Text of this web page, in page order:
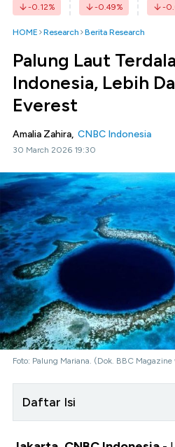
-0.12% -0.49% -
HOME Research Berita Research
Palung Laut
Indonesia, Lebih
Everest
Amalia Zahira, CNBC Indonesia
30 March 2026 19:30
Foto: Palung Mariana. (Dok. BBC
Daftar Isi